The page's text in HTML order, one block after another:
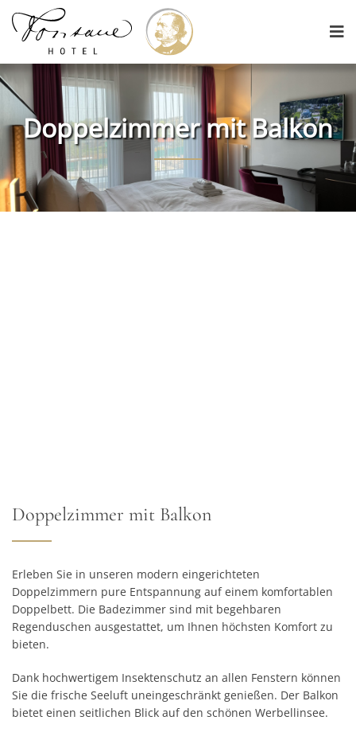
Doppelzimmer mit Balkon
Doppelzimmer mit Balkon
Erleben Sie in unseren modern eingerichteten
Doppelzimmern pure Entspannung auf einem komfortablen
Doppelbett. Die Badezimmer sind mit begehbaren
Regenduschen ausgestattet, um Ihnen höchsten Komfort zu
bieten.
Dank hochwertigem Insektenschutz an allen Fenstern können
Sie die frische Seeluft uneingeschränkt genießen. Der Balkon
bietet einen seitlichen Blick auf den schönen Werbellinsee.